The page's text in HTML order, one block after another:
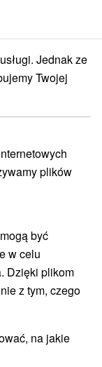
Sporty(11)
(19)
(2)
Jednak ze
Twojej
plików
być
w celu
Dzięki plikom
z tym, czego
na jakie